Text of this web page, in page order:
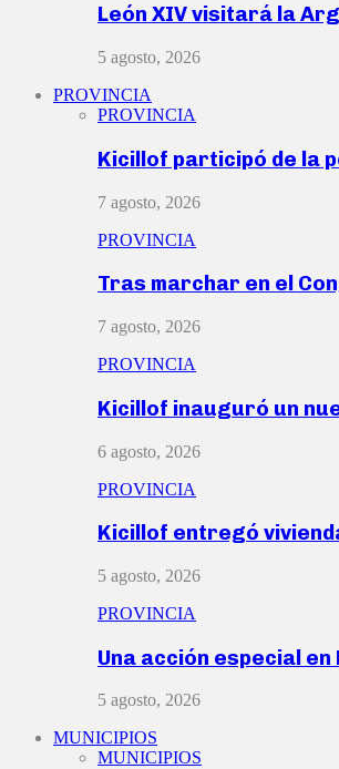
León XIV visitará la
5 agosto, 2026
PROVINCIA
PROVINCIA
Kicillof participó de la
7 agosto, 2026
PROVINCIA
Tras marchar en el
7 agosto, 2026
PROVINCIA
Kicillof inauguró un
6 agosto, 2026
PROVINCIA
Kicillof entregó
5 agosto, 2026
PROVINCIA
Una acción especial
5 agosto, 2026
MUNICIPIOS
MUNICIPIOS